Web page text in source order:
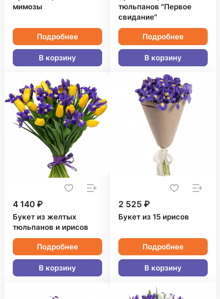
мимозы
Подробнее
В корзину
тюльпанов "Первое
свидание"
Подробнее
В корзину
4 140 ₽
Букет из желтых
тюльпанов и ирисов
Подробнее
В корзину
2 525 ₽
Букет из 15 ирисов
Подробнее
В корзину